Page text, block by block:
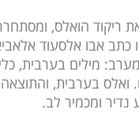
ריקוד הואלס,
מילים בערבית,
ואלס בערבית,
ומכמיר לב.